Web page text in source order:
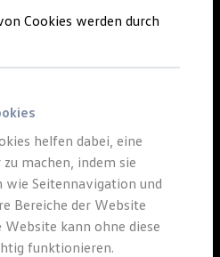
Anzahlung
Schlussrate
Garantien
Cookies werden durch
helfen dabei, eine
machen, indem sie
wie Seitennavigation und
Bereiche der Website
Website kann ohne diese
funktionieren.